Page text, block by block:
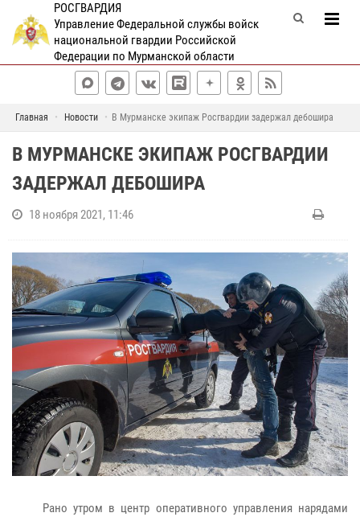
РОСГВАРДИЯ
Управление Федеральной службы войск
национальной гвардии Российской
Федерации по Мурманской области
Главная Новости В Мурманске экипаж Росгвардии задержал дебошира
В МУРМАНСКЕ ЭКИПАЖ РОСГВАРДИИ
ЗАДЕРЖАЛ ДЕБОШИРА
18 ноября 2021, 11:46
Рано утром в центр оперативного управления нарядами